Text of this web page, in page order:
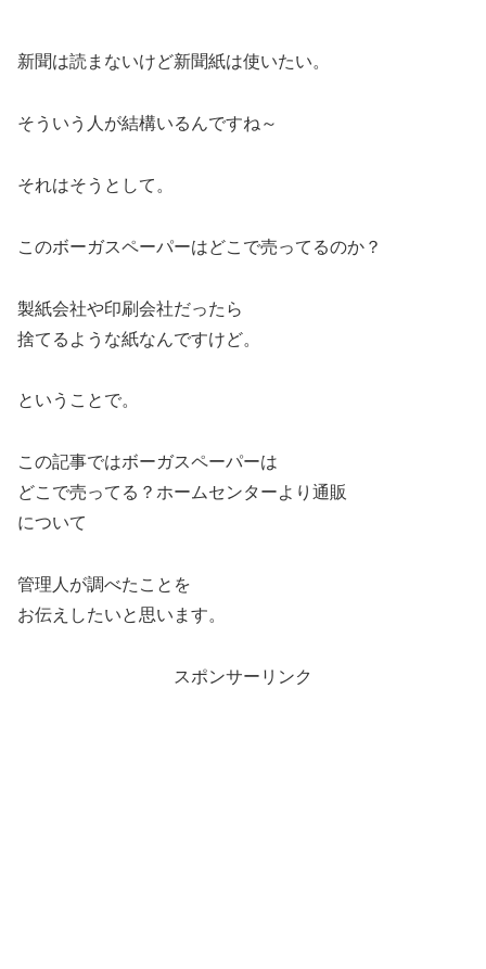
新聞は読まないけど新聞紙は使いたい。
そういう人が結構いるんですね～
それはそうとして。
このボーガスペーパーはどこで売ってるのか？
製紙会社や印刷会社だったら
捨てるような紙なんですけど。
ということで。
この記事ではボーガスペーパーは
どこで売ってる？ホームセンターより通販
について
管理人が調べたことを
お伝えしたいと思います。
スポンサーリンク